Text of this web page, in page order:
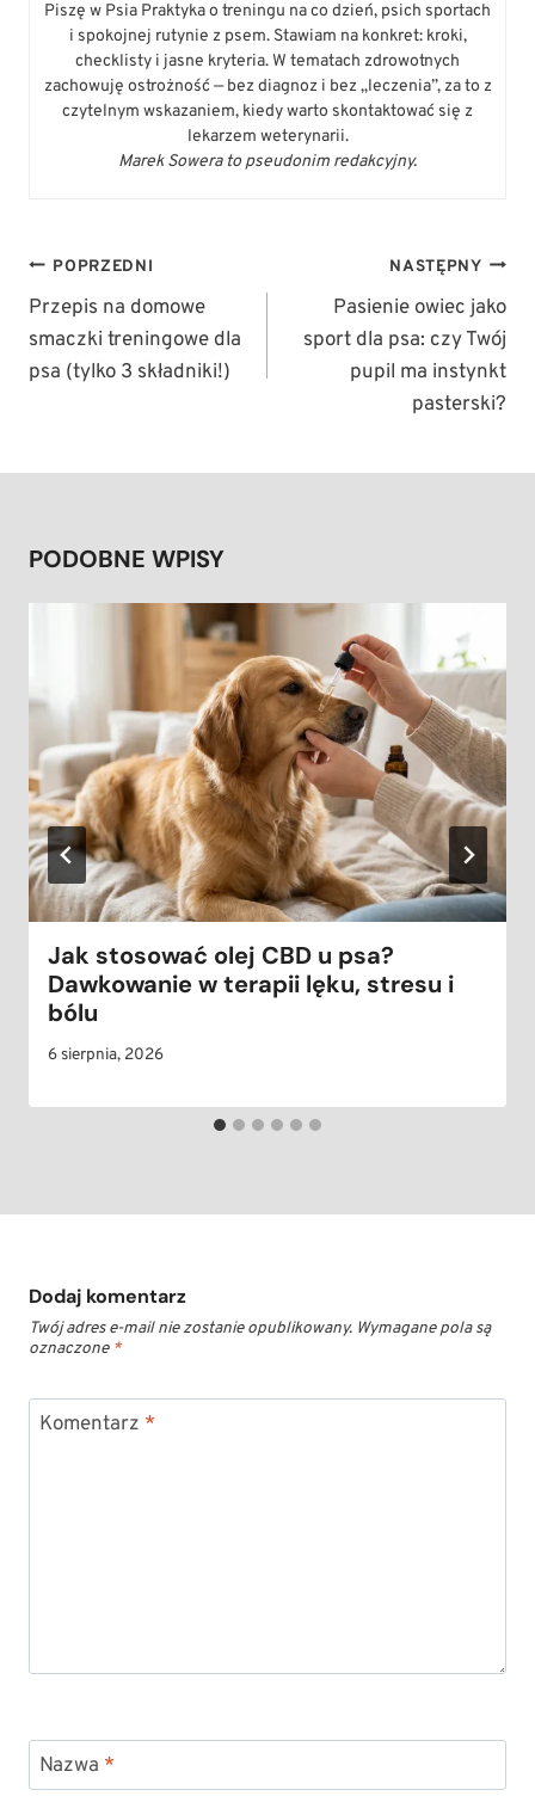
Piszę w Psia Praktyka o treningu na co dzień, psich sportach
i spokojnej rutynie z psem. Stawiam na konkret: kroki,
checklisty i jasne kryteria. W tematach zdrowotnych
zachowuję ostrożność — bez diagnoz i bez „leczenia”, za to z
czytelnym wskazaniem, kiedy warto skontaktować się z
lekarzem weterynarii.
Marek Sowera to pseudonim redakcyjny.
NAWIGACJA
WPISU
POPRZEDNI
Przepis na domowe
smaczki treningowe dla
psa (tylko 3 składniki!)
NASTĘPNY
Pasienie owiec jako
sport dla psa: czy Twój
pupil ma instynkt
pasterski?
PODOBNE WPISY
Jak stosować olej CBD u psa?
Dawkowanie w terapii lęku, stresu i
bólu
6 sierpnia, 2026
Dodaj komentarz
Twój adres e-mail nie zostanie opublikowany. Wymagane pola są
oznaczone *
Komentarz *
Nazwa *